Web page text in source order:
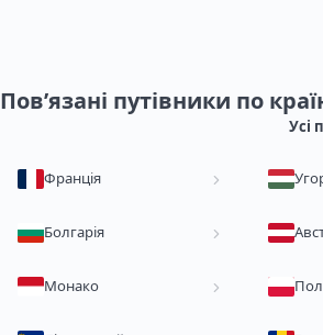
Пов’язані путівники по
Усі
Франція
Болгарія
Монако